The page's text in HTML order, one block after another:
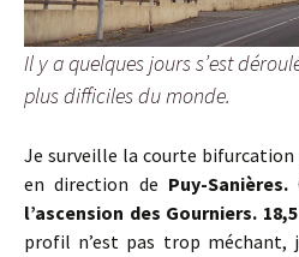
Il y a quelques jours s’est
plus difficiles du monde.
Je surveille la courte bifurcation
en direction de Puy-Sanières.
l’ascension des Gourniers.
profil n’est pas trop méchant,